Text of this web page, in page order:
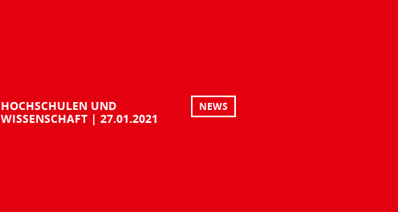
HOCHSCHULEN UND
WISSENSCHAFT
27.01.2021
NEWS